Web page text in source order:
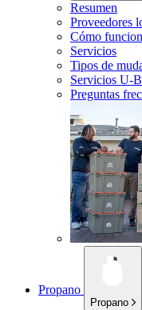
Resumen
Proveedores
Cómo
Servicios
Tipos de
Servicios U-
Preguntas
Propano
Propano